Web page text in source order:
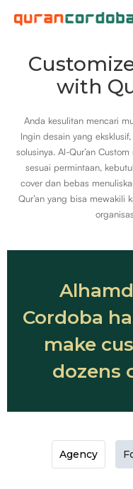
with
Anda kesulitan mencari
Ingin desain yang
solusinya. Al-Qur’an
sesuai permintaan,
cover dan bebas
Qur’an yang bisa mewakili
Cordoba
make
dozens
Agency